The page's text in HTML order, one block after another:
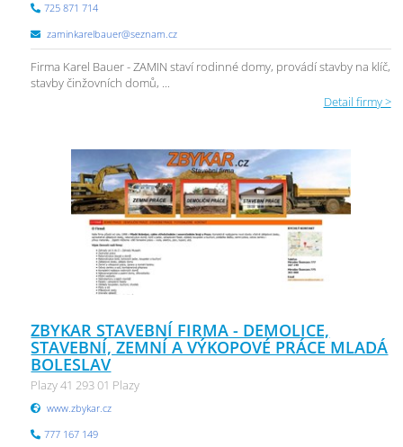
725 871 714
zaminkarelbauer@seznam.cz
Firma Karel Bauer - ZAMIN staví rodinné domy, provádí stavby na klíč,
stavby činžovních domů, ...
Detail firmy >
ZBYKAR STAVEBNÍ FIRMA - DEMOLICE,
STAVEBNÍ, ZEMNÍ A VÝKOPOVÉ PRÁCE MLADÁ
BOLESLAV
Plazy 41 293 01 Plazy
www.zbykar.cz
777 167 149